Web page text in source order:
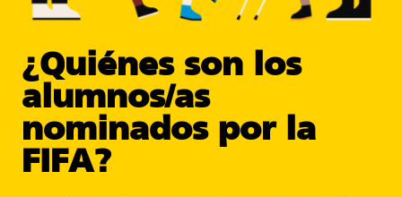
¿Quiénes son los
alumnos/as
nominados por la
FIFA?